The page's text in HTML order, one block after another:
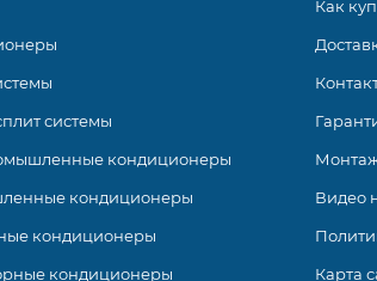
Ballu являются современным решением
системы
кондиционеры
кондиционеры
кондиционеры
кондиционеры
Как
Видео
Карта